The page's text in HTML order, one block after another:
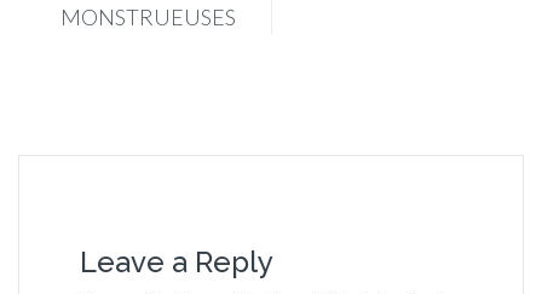
MONSTRUEUSES
Leave a Reply